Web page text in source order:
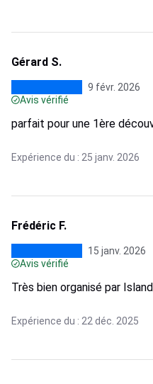
Gérard S.
9 févr. 2026
Avis vérifié
parfait pour une 1ère
Expérience du : 25 janv. 2026
Frédéric F.
15 janv. 2026
Avis vérifié
Très bien organisé par
Expérience du : 22 déc. 2025